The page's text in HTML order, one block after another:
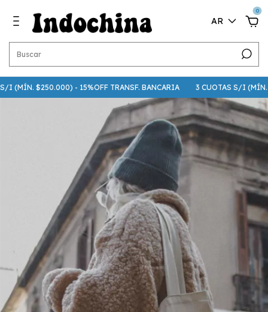
AR
0
$250.000) - 15%OFF TRANSF. BANCARIA 3 CUOTAS S/I (MÍN.